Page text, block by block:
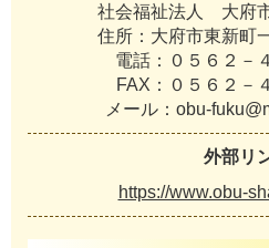
社会福祉法人 大府
住所：大府市東新町
電話：０５６２－
FAX：０５６２－
メール：obu-
外部リ
https://www.obu-